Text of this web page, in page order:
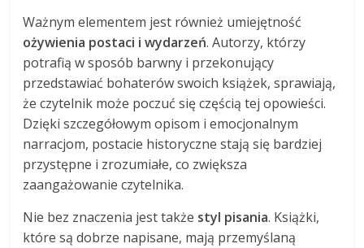
Ważnym elementem jest również umiejętność
ożywienia postaci i wydarzeń. Autorzy, którzy
potrafią w sposób barwny i przekonujący
przedstawiać bohaterów swoich książek, sprawiają,
że czytelnik może poczuć się częścią tej opowieści.
Dzięki szczegółowym opisom i emocjonalnym
narracjom, postacie historyczne stają się bardziej
przystępne i zrozumiałe, co zwiększa
zaangażowanie czytelnika.
Nie bez znaczenia jest także styl pisania. Książki,
które są dobrze napisane, mają przemyślaną